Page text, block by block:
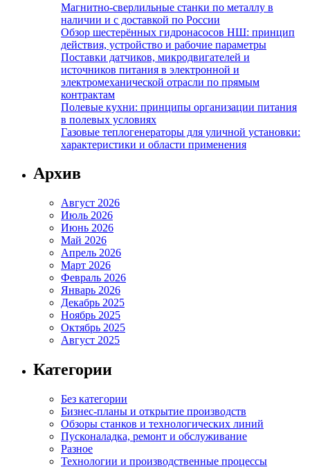
Магнитно-сверлильные станки по металлу в
наличии и с доставкой по России
Обзор шестерённых гидронасосов НШ: принцип
действия, устройство и рабочие параметры
Поставки датчиков, микродвигателей и
источников питания в электронной и
электромеханической отрасли по прямым
контрактам
Полевые кухни: принципы организации питания
в полевых условиях
Газовые теплогенераторы для уличной установки:
характеристики и области применения
Архив
Август 2026
Июль 2026
Июнь 2026
Май 2026
Апрель 2026
Март 2026
Февраль 2026
Январь 2026
Декабрь 2025
Ноябрь 2025
Октябрь 2025
Август 2025
Категории
Без категории
Бизнес-планы и открытие производств
Обзоры станков и технологических линий
Пусконаладка, ремонт и обслуживание
Разное
Технологии и производственные процессы